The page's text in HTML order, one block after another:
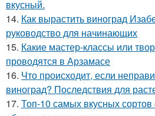
вкусный.
14. Как вырастить виноград
руководство для начинающих
15. Какие мастер-классы или
проводятся в Арзамасе
16. Что происходит, если
виноград? Последствия для
17. Топ-10 самых вкусных